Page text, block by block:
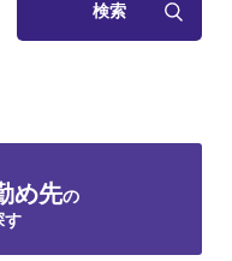
検索
め先の
す